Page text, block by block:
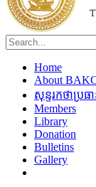
Home
About
សុន្ទរកថាប្រ
Members
Library
Donation
Bulletins
Gallery